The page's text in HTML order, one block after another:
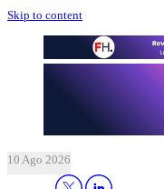
Skip to content
10 Ago 2026